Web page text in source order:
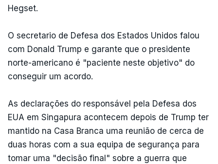
Hegset.
O secretario de Defesa dos Estados Unidos falou
com Donald Trump e garante que o presidente
norte-americano é "paciente neste objetivo" do
conseguir um acordo.
As declarações do responsável pela Defesa dos
EUA em Singapura acontecem depois de Trump ter
mantido na Casa Branca uma reunião de cerca de
duas horas com a sua equipa de segurança para
tomar uma "decisão final" sobre a guerra que